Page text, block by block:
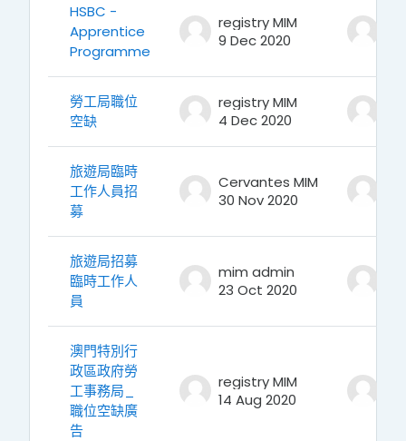
HSBC -
Apprentice
Programme
registry MIM
9 Dec 2020
勞工局職位
空缺
registry MIM
4 Dec 2020
旅遊局臨時
工作人員招
募
Cervantes MIM
30 Nov 2020
旅遊局招募
臨時工作人
員
mim admin
23 Oct 2020
澳門特別行
政區政府勞
工事務局_
職位空缺廣
告
registry MIM
14 Aug 2020